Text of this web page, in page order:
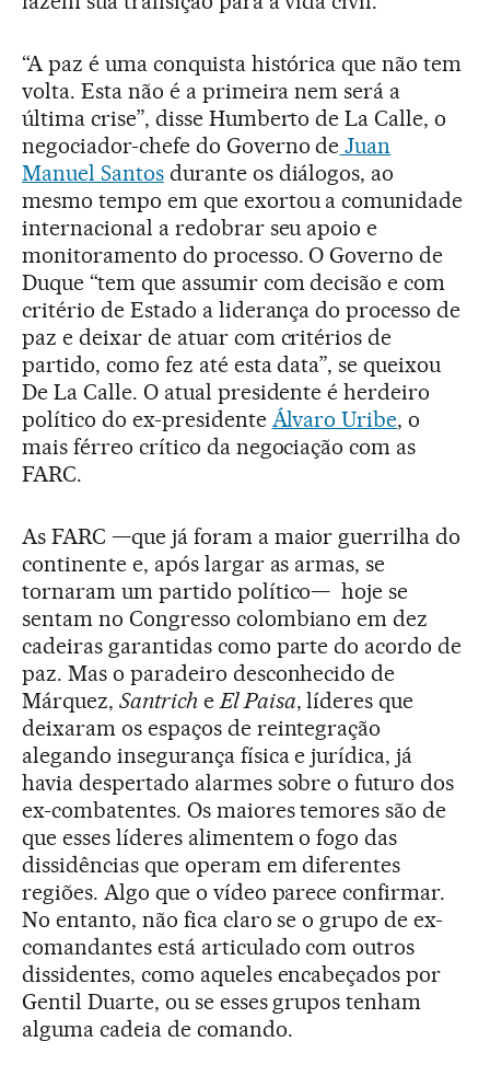
“A paz é uma conquista histórica que não tem
volta. Esta não é a primeira nem será a
última crise”, disse Humberto de La Calle, o
negociador-chefe do Governo de Juan
Manuel Santosdurante os diálogos, ao
mesmo tempo em que exortou a comunidade
internacional a redobrar seu apoio e
monitoramento do processo. O Governo de
Duque “tem que assumir com decisão e com
critério de Estado a liderança do processo de
paz e deixar de atuar com critérios de
partido, como fez até esta data”, se queixou
De La Calle. O atual presidente é herdeiro
político do ex-presidente Álvaro Uribe, o
mais férreo crítico da negociação com as
FARC.
As FARC —que já foram a maior guerrilha do
continente e, após largar as armas, se
tornaram um partido político— hoje se
sentam no Congresso colombiano em dez
cadeiras garantidas como parte do acordo de
paz. Mas o paradeiro desconhecido de
Márquez, Santriche El Paisa, líderes que
deixaram os espaços de reintegração
alegando insegurança física e jurídica, já
havia despertado alarmes sobre o futuro dos
ex-combatentes. Os maiores temores são de
que esses líderes alimentem o fogo das
dissidências que operam em diferentes
regiões. Algo que o vídeo parece confirmar.
No entanto, não fica claro se o grupo de ex-
comandantes está articulado com outros
dissidentes, como aqueles encabeçados por
Gentil Duarte, ou se esses grupos tenham
alguma cadeia de comando.